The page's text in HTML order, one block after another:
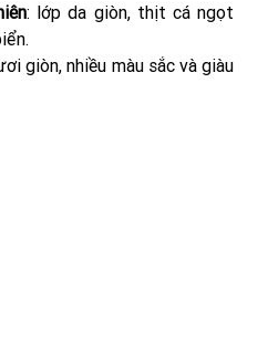
: lớp da giòn, thịt cá ngọt
giòn, nhiều màu sắc và giàu